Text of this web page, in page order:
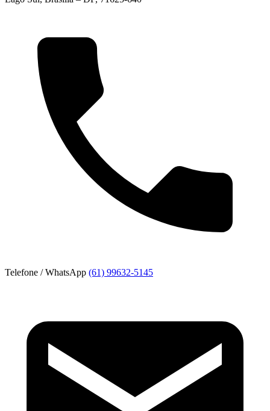
Telefone / WhatsApp (61) 99632-5145